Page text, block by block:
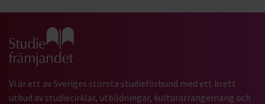
Gå till studiefrämjandets startsida
Vi är ett av Sveriges största studieförbund med ett brett
utbud av studiecirklar, utbildningar, kulturarrangemang och